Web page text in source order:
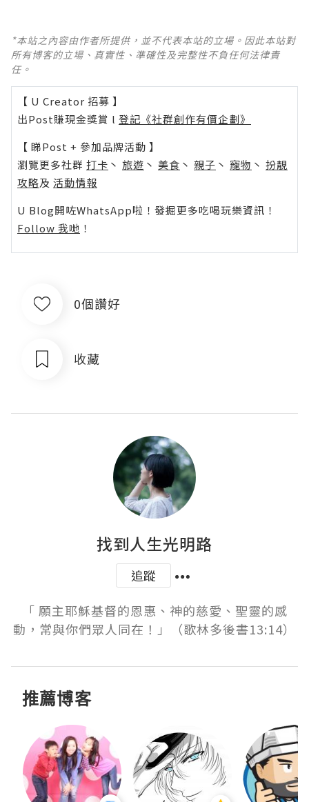
*本站之內容由作者所提供，並不代表本站的立場。因此本站對
所有博客的立場、真實性、準確性及完整性不負任何法律責
任。
【 U Creator 招募 】
出Post賺現金獎賞 l 登記《社群創作有價企劃》
【 睇Post + 參加品牌活動 】
瀏覽更多社群 打卡 丶 旅遊 丶 美食 丶 親子 丶 寵物 丶 扮靚
攻略及 活動情報
U Blog開咗WhatsApp啦！發掘更多吃喝玩樂資訊！
Follow 我哋 ！
0個讚好
收藏
找到人生光明路
追蹤
「 願主耶穌基督的恩惠、神的慈愛、聖靈的感
動，常與你們眾人同在！」（歌林多後書13:14）
推薦博客